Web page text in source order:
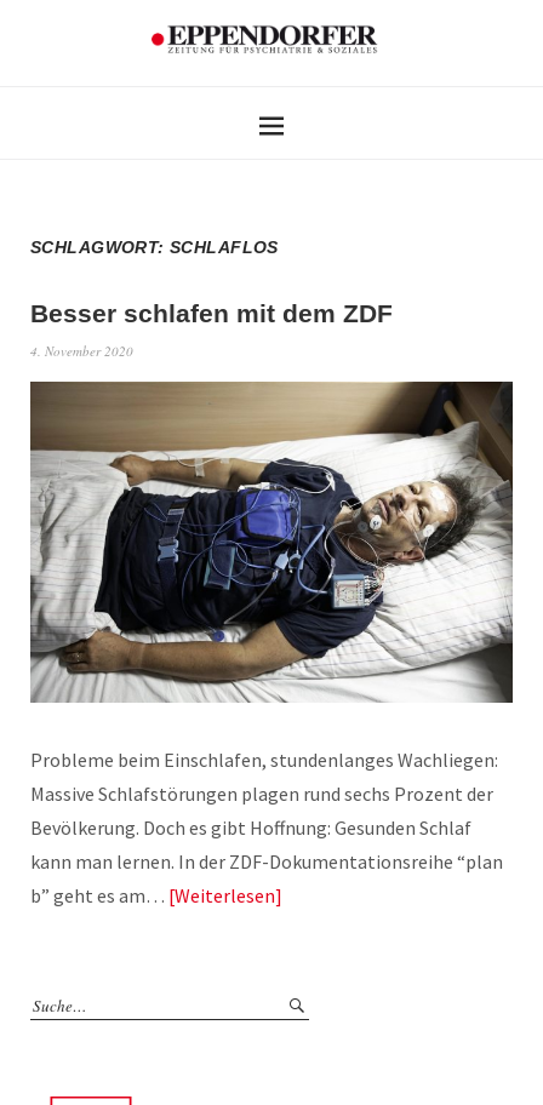
SCHLAGWORT:SCHLAFLOS
Besser schlafen mit dem ZDF
4. November 2020
Probleme beim Einschlafen, stundenlanges Wachliegen:
Massive Schlafstörungen plagen rund sechs Prozent der
Bevölkerung. Doch es gibt Hoffnung: Gesunden Schlaf
kann man lernen. In der ZDF-Dokumentationsreihe “plan
b” geht es am… Weiterlesen